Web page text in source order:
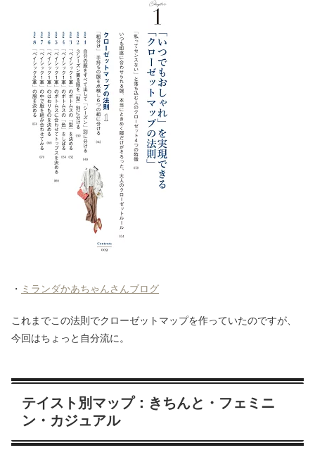
・ ミランダかあちゃんさんブログ
これまでこの法則でクローゼットマップを作っていたのですが、
今回はちょっと自分流に。
テイスト別マップ：きちんと・フェミニ
ン・カジュアル